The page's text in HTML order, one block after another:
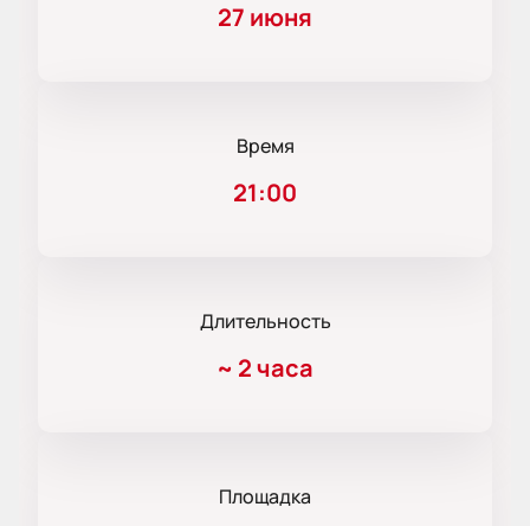
27 июня
Время
21:00
Длительность
~ 2 часа
Площадка